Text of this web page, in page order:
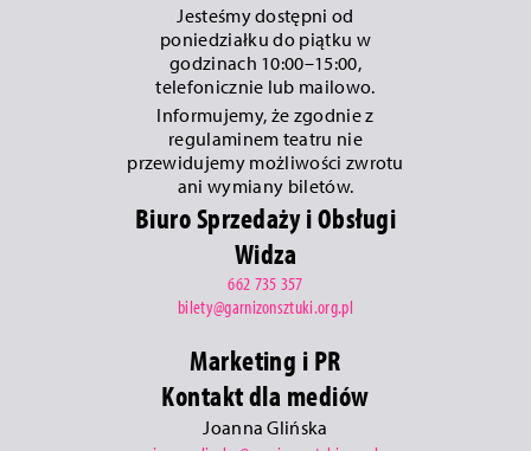
Jesteśmy dostępni od
poniedziałku do piątku w
godzinach 10:00–15:00,
telefonicznie lub mailowo.
Informujemy, że zgodnie z
regulaminem teatru nie
przewidujemy możliwości zwrotu
ani wymiany biletów.
Biuro Sprzedaży i Obsługi
Widza
662 735 357
bilety@garnizonsztuki.org.pl
Marketing i PR
Kontakt dla mediów
Joanna Glińska